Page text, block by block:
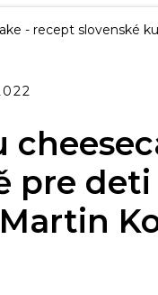
- recept slovenské
pre deti